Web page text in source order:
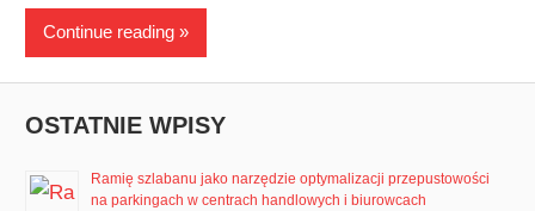
Continue reading
OSTATNIE WPISY
Ramię szlabanu jako narzędzie optymalizacji przepustowości
na parkingach w centrach handlowych i biurowcach